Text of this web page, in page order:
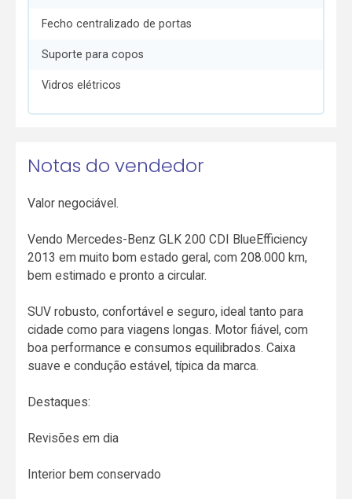
Fecho centralizado de portas
Suporte para copos
Vidros elétricos
Notas do vendedor
Valor negociável.
Vendo Mercedes-Benz GLK 200 CDI BlueEfficiency
2013 em muito bom estado geral, com 208.000 km,
bem estimado e pronto a circular.
SUV robusto, confortável e seguro, ideal tanto para
cidade como para viagens longas. Motor fiável, com
boa performance e consumos equilibrados. Caixa
suave e condução estável, típica da marca.
Destaques:
Revisões em dia
Interior bem conservado